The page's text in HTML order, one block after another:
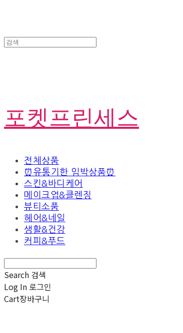
포켓프린세스
전체상품
⏰유통기한 임박상품⏰
스킨&바디케어
메이크업&클렌징
뷰티소품
헤어&네일
생활&건강
커피&푸드
Search 검색
Log In 로그인
Cart장바구니